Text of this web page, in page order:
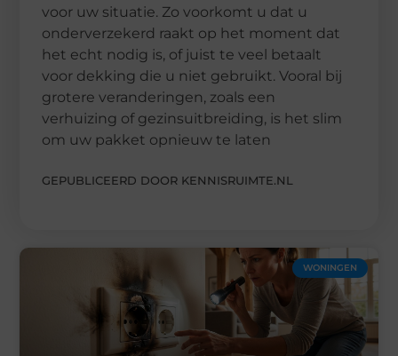
voor uw situatie. Zo voorkomt u dat u
onderverzekerd raakt op het moment dat
het echt nodig is, of juist te veel betaalt
voor dekking die u niet gebruikt. Vooral bij
grotere veranderingen, zoals een
verhuizing of gezinsuitbreiding, is het slim
om uw pakket opnieuw te laten
GEPUBLICEERD DOOR KENNISRUIMTE.NL
WONINGEN